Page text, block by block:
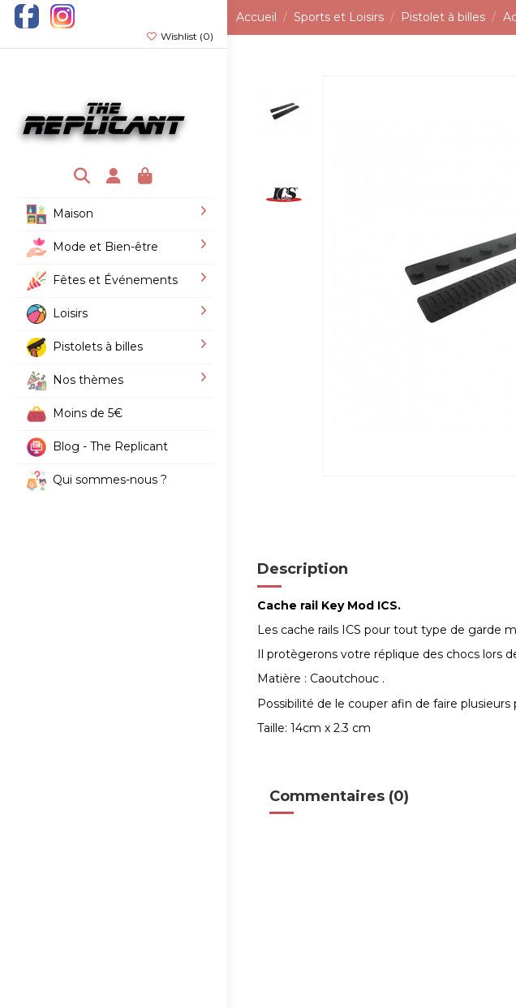
Wishlist (0)
Maison
Mode et Bien-être
Fêtes et Événements
Loisirs
Pistolets à billes
Nos thèmes
Moins de 5€
Blog - The Replicant
Qui sommes-nous ?
Accueil Sports et Loisirs Pistolet à billes
Description
Cache rail Key Mod ICS.
Les cache rails ICS pour tout type de garde
Il protègerons votre réplique des chocs lors
Matière : Caoutchouc .
Possibilité de le couper afin de faire plusieurs
Taille: 14cm x 2.3 cm
Commentaires (0)